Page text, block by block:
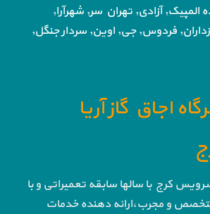
آزادی, تهران سر, شهرآرا,
فردوس, جی, اوین, سردار جنگل,
اجاق گاز آریا
کرج با سالها سابقه تعمیراتی و با
و مجرب،ارائه دهنده خدمات